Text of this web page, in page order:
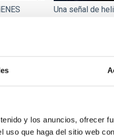
y los anuncios, ofrecer
que haga del sitio web
Una señal de